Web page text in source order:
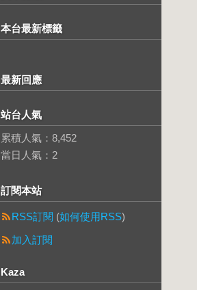
本台最新標籤
最新回應
站台人氣
累積人氣： 8,452
當日人氣： 2
訂閱本站
RSS訂閱 (如何使用RSS)
加入訂閱
Kaza